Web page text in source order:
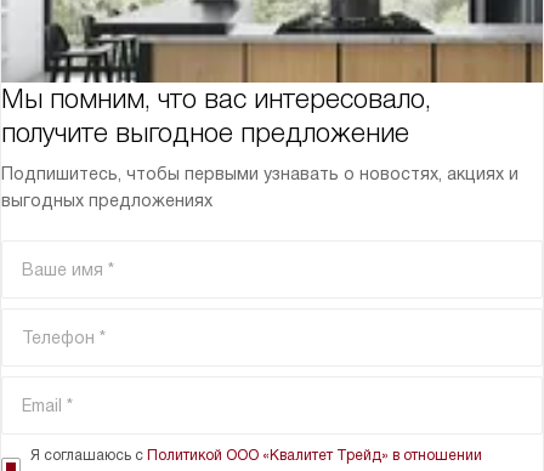
Мы помним, что вас интересовало,
получите выгодное предложение
Подпишитесь, чтобы первыми узнавать о новостях, акциях и
выгодных предложениях
Я соглашаюсь с Политикой ООО «Квалитет Трейд» в отношении